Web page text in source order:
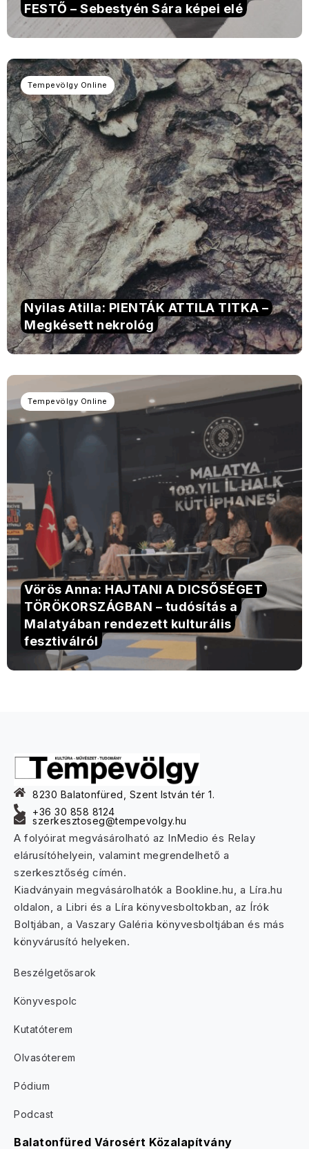
FESTŐ – Sebestyén Sára képei elé
Tempevölgy Online
Nyilas Atilla: PIENTÁK ATTILA TITKA –
Megkésett nekrológ
Tempevölgy Online
Vörös Anna: HAJTANI A DICSŐSÉGET
TÖRÖKORSZÁGBAN – tudósítás a
Malatyában rendezett kulturális
fesztiválról
8230 Balatonfüred, Szent István tér 1.
+36 30 858 8124
szerkesztoseg@tempevolgy.hu
A folyóirat megvásárolható az InMedio és Relay
elárusítóhelyein, valamint megrendelhető a
szerkesztőség címén.
Kiadványain megvásárolhatók a Bookline.hu, a Líra.hu
oldalon, a Libri és a Líra könyvesboltokban, az Írók
Boltjában, a Vaszary Galéria könyvesboltjában és más
könyvárusító helyeken.
Beszélgetősarok
Könyvespolc
Kutatóterem
Olvasóterem
Pódium
Podcast
Balatonfüred Városért Közalapítvány